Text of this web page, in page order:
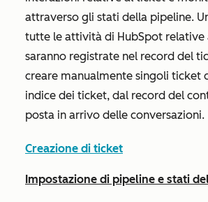
attraverso gli stati della pipeline.
tutte le attività di HubSpot relative
saranno registrate nel record del
creare manualmente singoli ticket
indice dei ticket, dal record del
posta in arrivo delle conversazioni.
Creazione di ticket
Impostazione di pipeline e stati